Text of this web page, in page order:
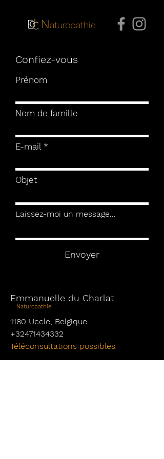
Naturopathie
Confiez-vous
Prénom
Nom de famille
E-mail
Objet
Laissez-moi un message...
Envoyer
Emmanuelle du Charlat
Naturopathie
1180 Uccle, Belgique
+32471434332
Téléconsultations possibles